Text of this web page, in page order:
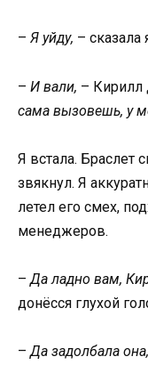
– Я уйду, – сказала
– И вали, – Кирилл
сама вызовешь, у
Я встала. Браслет
звякнул. Я
летел его смех,
менеджеров.
–Да ладно вам,
донёсся глухой
–Да задолбала